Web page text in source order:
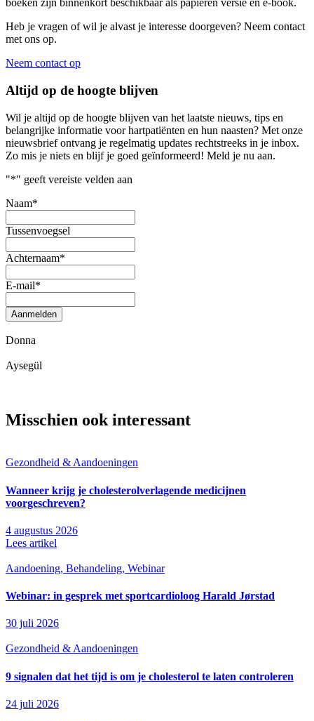
boeken zijn binnenkort beschikbaar als papieren versie en e-book.
Heb je vragen of wil je alvast je interesse doorgeven? Neem contact
met ons op.
Neem contact op
Altijd op de hoogte blijven
Wil je altijd op de hoogte blijven van het laatste nieuws, tips en
belangrijke informatie voor hartpatiënten en hun naasten? Met onze
nieuwsbrief ontvang je regelmatig updates rechtstreeks in je inbox.
Zo mis je niets en blijf je goed geïnformeerd! Meld je nu aan.
"*" geeft vereiste velden aan
Naam*
Tussenvoegsel
Achternaam*
E-mail*
Aanmelden
Donna
Aysegül
Misschien ook interessant
Gezondheid & Aandoeningen
Wanneer krijg je cholesterolverlagende medicijnen
voorgeschreven?
4 augustus 2026
Lees artikel
Aandoening, Behandeling, Webinar
Webinar: in gesprek met sportcardioloog Harald Jørstad
30 juli 2026
Gezondheid & Aandoeningen
9 signalen dat het tijd is om je cholesterol te laten controleren
24 juli 2026